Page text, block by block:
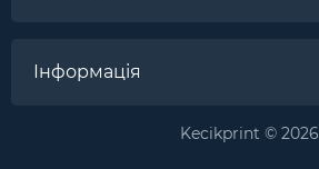
Інформація
Kecikprint © 2026